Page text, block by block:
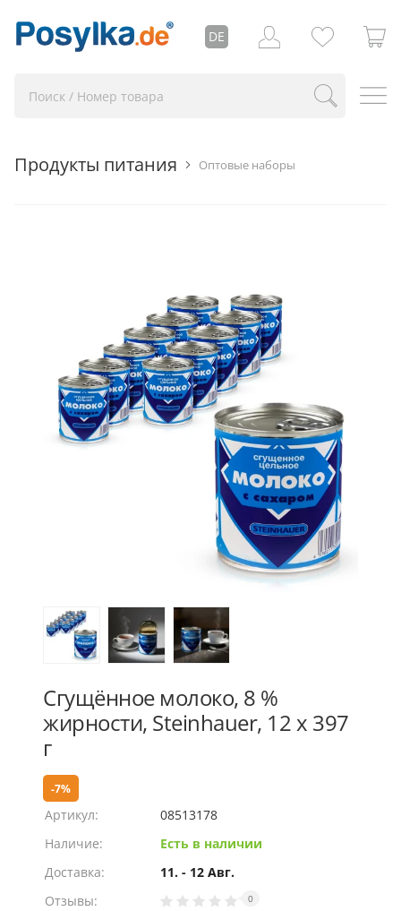
DE
Оптовые наборы
Продукты питания
Сгущённое молоко, 8 %
жирности, Steinhauer, 12 х 397
г
-7%
Артикул:
08513178
Наличие:
Есть в наличии
Доставка:
11. - 12 Авг.
Отзывы:
0